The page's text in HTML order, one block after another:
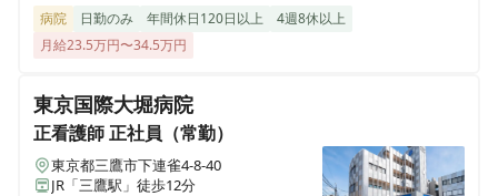
病院 日勤のみ 年間休日120日以上
4週8休以上
月給23.5万円〜34.5万円
東京国際大堀病院
正看護師正社員（常勤）
東京都三鷹市下連雀4-8-40
JR「三鷹駅」徒歩12分